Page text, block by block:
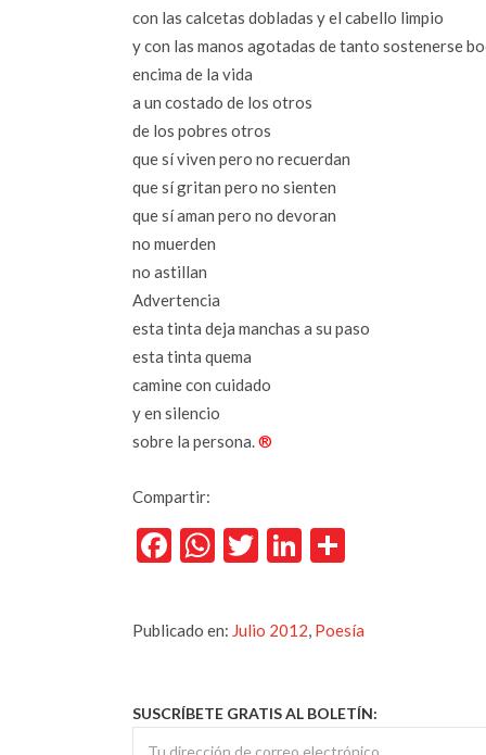
con las calcetas dobladas y el cabello limpio
y con las manos agotadas de tanto sostenerse
encima de la vida
a un costado de los otros
de los pobres otros
que sí viven pero no recuerdan
que sí gritan pero no sienten
que sí aman pero no devoran
no muerden
no astillan
Advertencia
esta tinta deja manchas a su paso
esta tinta quema
camine con cuidado
y en silencio
sobre la persona.®
Compartir:
Facebook
WhatsApp
TwitterLinkedIn
Publicado en: Julio 2012, Poesía
SUSCRÍBETE GRATIS AL BOLETÍN: